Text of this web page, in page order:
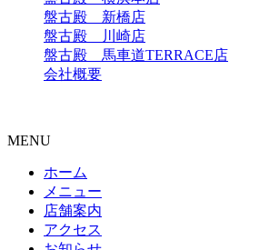
盤古殿 新橋店
盤古殿 川崎店
盤古殿 馬車道TERRACE店
会社概要
MENU
ホーム
メニュー
店舗案内
アクセス